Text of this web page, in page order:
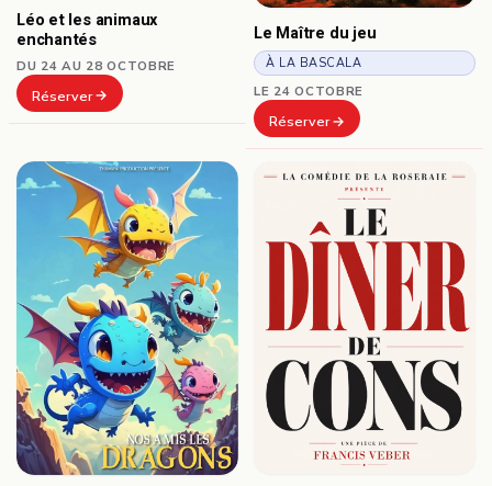
Léo et les animaux
enchantés
DU 24 AU 28 OCTOBRE
Réserver
Le Maître du jeu
À LA BASCALA
LE 24 OCTOBRE
Réserver